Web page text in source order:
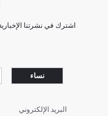
اشترك في نشرتنا الإخبارية واحصل
نساء
البريد الإلكتروني